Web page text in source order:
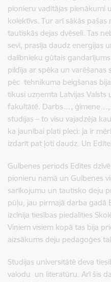
pionieru vadītājas pienākumi
kolektīvs. Tur arī sākās
tautiskās dejas dvēseli. Tas
sevī, prasīja daudz energijas
dalībnieku gūtais
pildīja ar spēka un varēšanas
pēc tehnikuma beigšanas
tikusi uzņemta Latvijas Valsts
fakultātē. Darbs…, ģimene…,
studijas – to visu vajadzēja
ka jaunībai plati pleci: ja ir
izdarīt pat ļoti daudz. Un
Gulbenes periods Edītes
pionieru namā un Gulbenes
sarīkojumu un tautisko deju
pūļu, jau pirmajā darba gadā
izcīnīja tiesības piedalīties
Viņiem visiem kopā tas bija
aizsākums deju pedagoģes
Studijas universitātē deva
valodu un literatūru. Arī šis